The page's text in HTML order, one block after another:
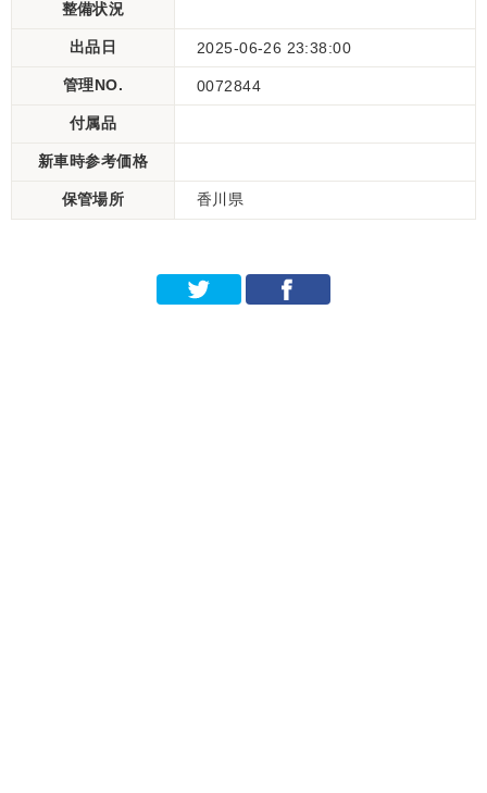
整備状況
出品日 2025-06-26 23:38:00
管理NO. 0072844
付属品
新車時参考価格
保管場所 香川県